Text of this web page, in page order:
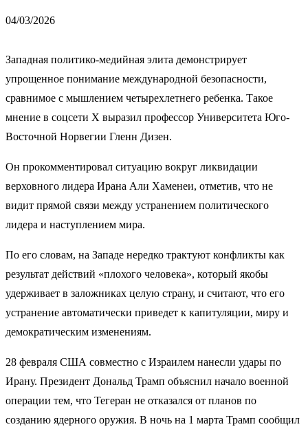
04/03/2026
Западная политико-медийная элита демонстрирует
упрощенное понимание международной безопасности,
сравнимое с мышлением четырехлетнего ребенка. Такое
мнение в соцсети X выразил профессор Университета Юго-
Восточной Норвегии Гленн Дизен.
Он прокомментировал ситуацию вокруг ликвидации
верховного лидера Ирана Али Хаменеи, отметив, что не
видит прямой связи между устранением политического
лидера и наступлением мира.
По его словам, на Западе нередко трактуют конфликты как
результат действий «плохого человека», который якобы
удерживает в заложниках целую страну, и считают, что его
устранение автоматически приведет к капитуляции, миру и
демократическим изменениям.
28 февраля США совместно с Израилем нанесли удары по
Ирану. Президент Дональд Трамп объяснил начало военной
операции тем, что Тегеран не отказался от планов по
созданию ядерного оружия. В ночь на 1 марта Трамп сообщил